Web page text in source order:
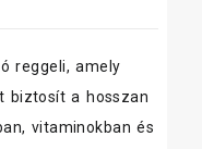
reggeli, amely
biztosít a hosszan
vitaminokban és